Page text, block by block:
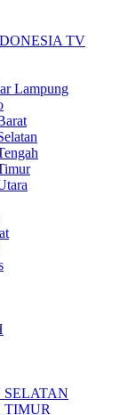
TV
Lampung